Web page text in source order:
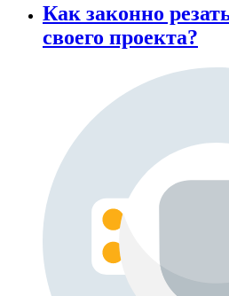
Как законно
своего проекта?